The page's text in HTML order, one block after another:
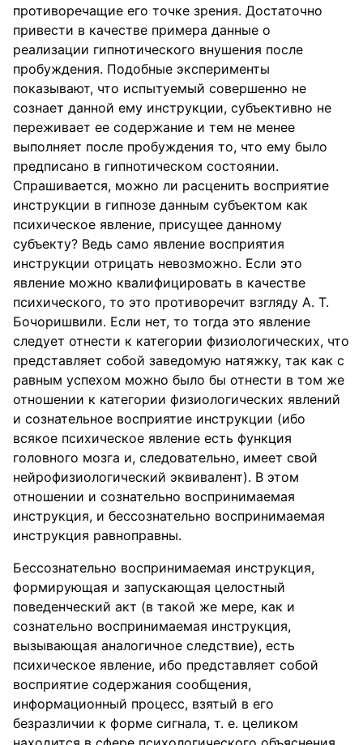
противоречащие его точке зрения. Достаточно
привести в качестве примера данные о
реализации гипнотического внушения после
пробуждения. Подобные эксперименты
показывают, что испытуемый совершенно не
сознает данной ему инструкции, субъективно не
переживает ее содержание и тем не менее
выполняет после пробуждения то, что ему было
предписано в гипнотическом состоянии.
Спрашивается, можно ли расценить восприятие
инструкции в гипнозе данным субъектом как
психическое явление, присущее данному
субъекту? Ведь само явление восприятия
инструкции отрицать невозможно. Если это
явление можно квалифицировать в качестве
психического, то это противоречит взгляду А. Т.
Бочоришвили. Если нет, то тогда это явление
следует отнести к категории физиологических, что
представляет собой заведомую натяжку, так как с
равным успехом можно было бы отнести в том же
отношении к категории физиологических явлений
и сознательное восприятие инструкции (ибо
всякое психическое явление есть функция
головного мозга и, следовательно, имеет свой
нейрофизиологический эквивалент). В этом
отношении и сознательно воспринимаемая
инструкция, и бессознательно воспринимаемая
инструкция равноправны.
Бессознательно воспринимаемая инструкция,
формирующая и запускающая целостный
поведенческий акт (в такой же мере, как и
сознательно воспринимаемая инструкция,
вызывающая аналогичное следствие), есть
психическое явление, ибо представляет собой
восприятие содержания сообщения,
информационный процесс, взятый в его
безразличии к форме сигнала, т. е. целиком